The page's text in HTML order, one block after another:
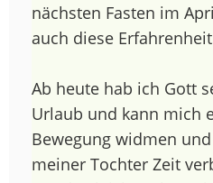
nächsten Fasten im
auch diese
Ab heute hab ich Gott
Urlaub und kann mich
Bewegung widmen
meiner Tochter Zeit